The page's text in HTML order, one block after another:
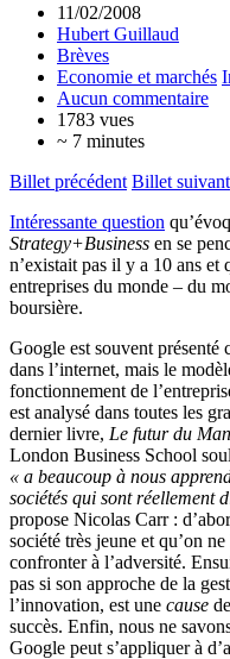
11/02/2008
Hubert Guillaud
Brèves
Economie et marchés
Aucun commentaire
1783 vues
~ 7 minutes
Billet précédent Billet suivant
Intéressante question
Strategy+Business en se
n’existait pas il y a 10 ans et
entreprises du monde – du
boursière.
Google est souvent présenté
dans l’internet, mais le
fonctionnement de
est analysé dans toutes les
dernier livre, Le futur du
London Business School
« a beaucoup à nous
sociétés qui sont réellement
propose Nicolas Carr :
société très jeune et qu’on
confronter à l’adversité.
pas si son approche de la
l’innovation, est une cause
succès. Enfin, nous ne
Google peut s’appliquer à